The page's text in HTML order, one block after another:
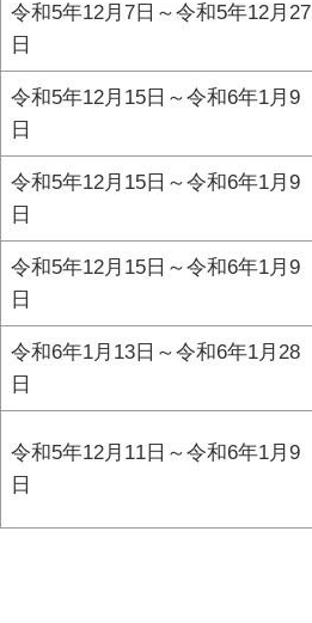
令和5年12月7日～令和5年12月27
日
令和5年12月15日～令和6年1月9
日
令和5年12月15日～令和6年1月9
日
令和5年12月15日～令和6年1月9
日
令和6年1月13日～令和6年1月28
日
令和5年12月11日～令和6年1月9
日